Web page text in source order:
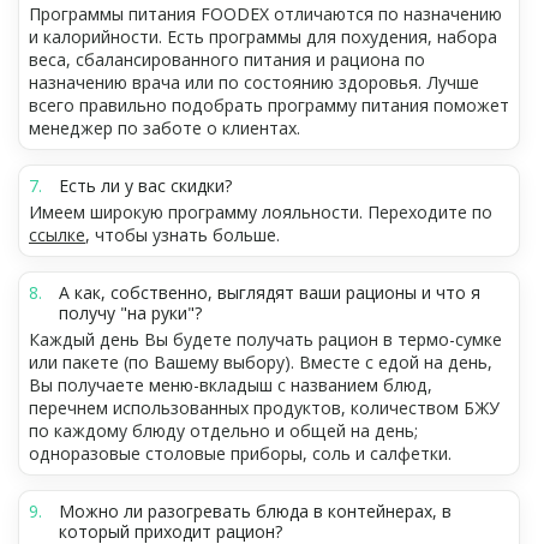
Программы питания FOODEX отличаются по назначению
и калорийности. Есть программы для похудения, набора
веса, сбалансированного питания и рациона по
назначению врача или по состоянию здоровья. Лучше
всего правильно подобрать программу питания поможет
менеджер по заботе о клиентах.
Есть ли у вас скидки?
Имеем широкую программу лояльности. Переходите по
ссылке, чтобы узнать больше.
А как, собственно, выглядят ваши рационы и что я
получу "на руки"?
Каждый день Вы будете получать рацион в термо-сумке
или пакете (по Вашему выбору). Вместе с едой на день,
Вы получаете меню-вкладыш с названием блюд,
перечнем использованных продуктов, количеством БЖУ
по каждому блюду отдельно и общей на день;
одноразовые столовые приборы, соль и салфетки.
Можно ли разогревать блюда в контейнерах, в
который приходит рацион?